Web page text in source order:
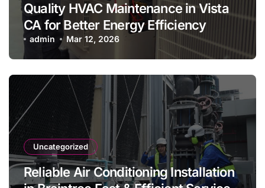
Quality HVAC Maintenance in Vista
CA for Better Energy Efficiency
admin Mar 12, 2026
Uncategorized
Reliable Air Conditioning Installation